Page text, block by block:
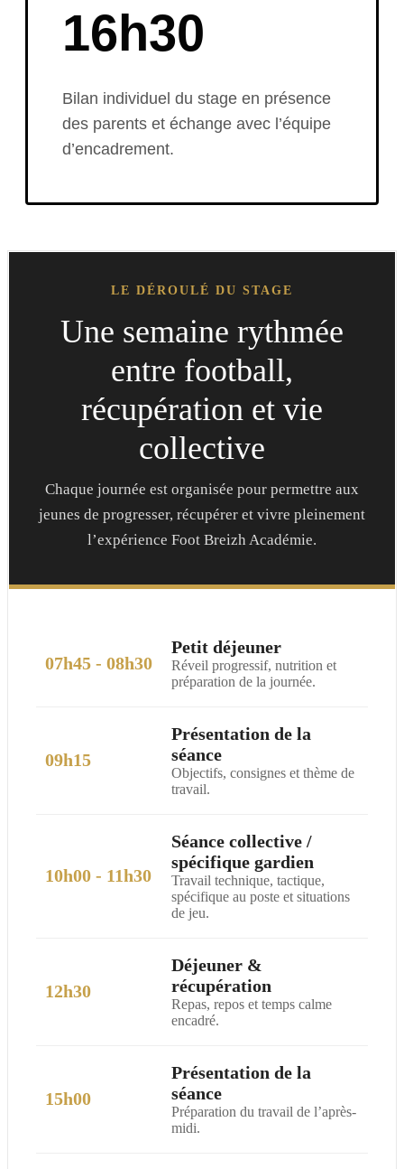
16h30
Bilan individuel du stage en présence
des parents et échange avec l’équipe
d’encadrement.
LE DÉROULÉ DU STAGE
Une semaine rythmée
entre football,
récupération et vie
collective
Chaque journée est organisée pour permettre aux
jeunes de progresser, récupérer et vivre pleinement
l’expérience Foot Breizh Académie.
07h45 - 08h30
Petit déjeuner
Réveil progressif, nutrition et
préparation de la journée.
09h15
Présentation de la
séance
Objectifs, consignes et thème de
travail.
10h00 - 11h30
Séance collective /
spécifique gardien
Travail technique, tactique,
spécifique au poste et situations
de jeu.
12h30
Déjeuner &
récupération
Repas, repos et temps calme
encadré.
15h00
Présentation de la
séance
Préparation du travail de l’après-
midi.